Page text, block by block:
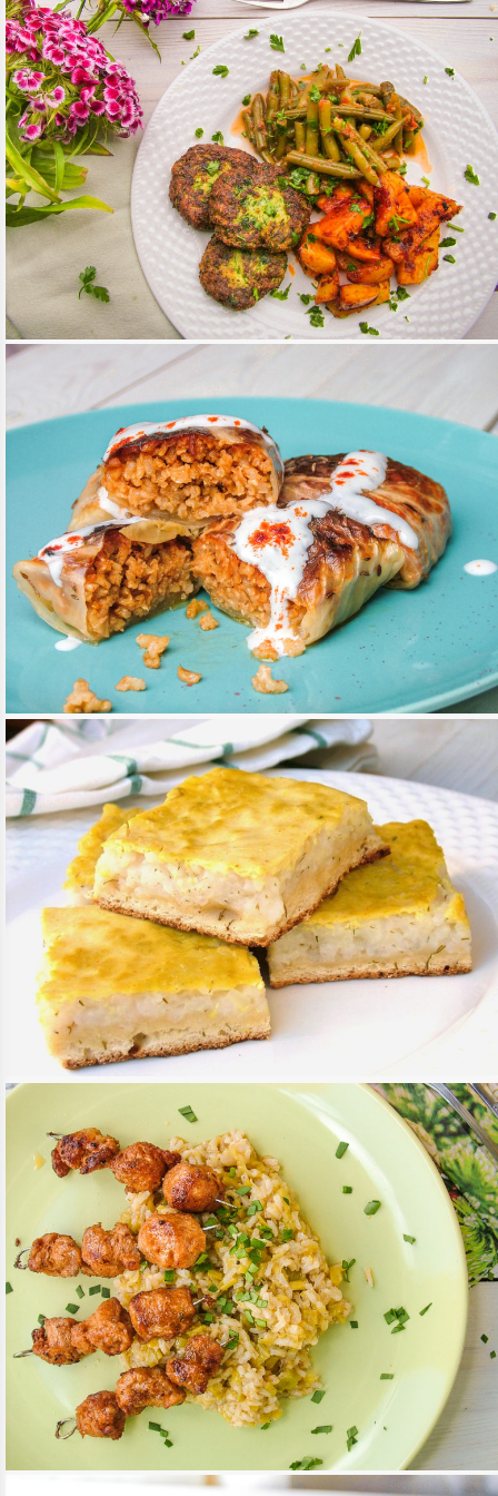
MEDITERRÁN LAKOMA
TOVÁBB OLVASOM FŐÉTELEK/MEDITERRÁN KONYHA
SAVANYÚ KÁPOSZTALEVÉL BATYU
TOVÁBB OLVASOM RECEPTEK
VEGÁN KAPROS-TÚRÓS LEPÉNY
TOVÁBB OLVASOM ÉDESSÉG, DESSZERT/MAGYAROS KONYHA
GYROS NYÁRS ÉS PÓRÉHAGYMÁS RIZS
FŐÉTELEK/ KÖRETEK / MEDITERRÁN KONYHA